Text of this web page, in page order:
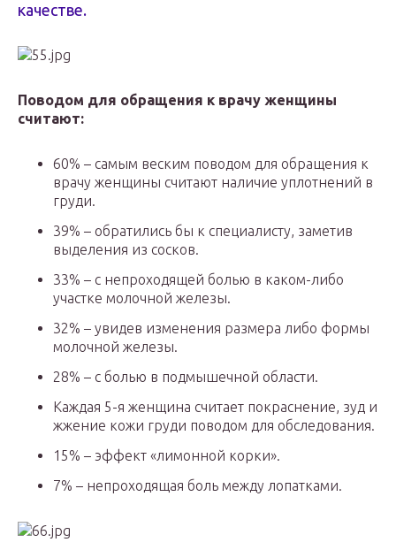
качестве.
Поводом для обращения к врачу женщины
считают:
60% – самым веским поводом для обращения к
врачу женщины считают наличие уплотнений в
груди.
39% – обратились бы к специалисту, заметив
выделения из сосков.
33% – с непроходящей болью в каком-либо
участке молочной железы.
32% – увидев изменения размера либо формы
молочной железы.
28% – с болью в подмышечной области.
Каждая 5-я женщина считает покраснение, зуд и
жжение кожи груди поводом для обследования.
15% – эффект «лимонной корки».
7% – непроходящая боль между лопатками.